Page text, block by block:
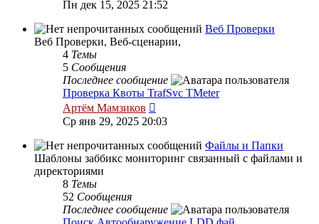
сообщению
Пн дек 15, 2025 21:52
Веб Проверки
Веб Проверки, Веб-сценарии,
4 Темы
5 Сообщения
Последнее сообщение
Проверка Квоты TrafSvc TMeter
Артём Мамзиков
к
сообщению
Ср янв 29, 2025 20:03
Файлы и Папки
Шаблоны заббикс мониторинг связанный с файлами и
директориями
8 Темы
52 Сообщения
Последнее сообщение